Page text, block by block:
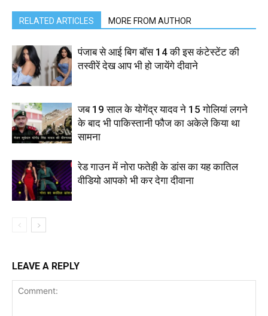
RELATED ARTICLES MORE FROM AUTHOR
पंजाब से आई बिग बॉस 14 की इस कंटेस्टेंट की
तस्वीरें देख आप भी हो जायेंगे दीवाने
जब 19 साल के योगेंद्र यादव ने 15 गोलियां लगने
के बाद भी पाकिस्तानी फौज का अकेले किया था
सामना
रेड गाउन में नोरा फतेही के डांस का यह कातिल
वीडियो आपको भी कर देगा दीवाना
LEAVE A REPLY